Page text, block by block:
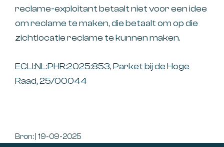
reclame-exploitant betaalt niet voor een idee
om reclame te maken, die betaalt om op die
zichtlocatie reclame te kunnen maken.
ECLI:NL:PHR:2025:853, Parket bij de Hoge
Raad, 25/00044
Bron: | 19-09-2025